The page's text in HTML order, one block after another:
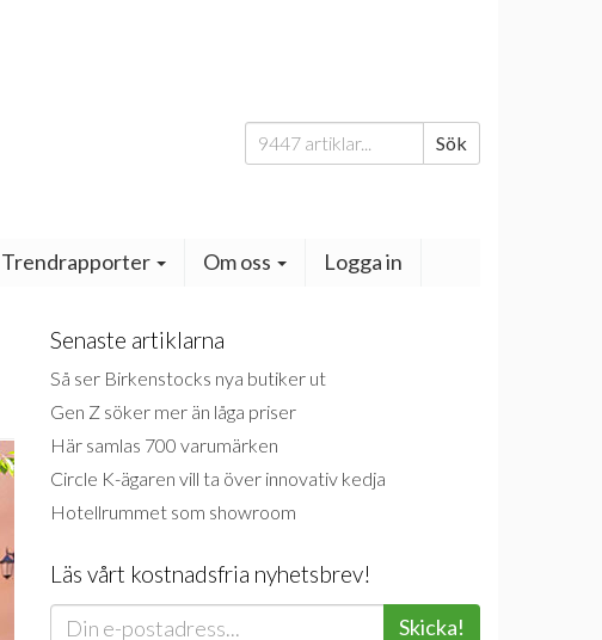
Sök
efter:
Sök
Trendrapporter Om oss Logga in
Senaste artiklarna
Så ser Birkenstocks nya butiker ut
Gen Z söker mer än låga priser
Här samlas 700 varumärken
Circle K-ägaren vill ta över innovativ kedja
Hotellrummet som showroom
Läs vårt kostnadsfria nyhetsbrev!
Skicka!